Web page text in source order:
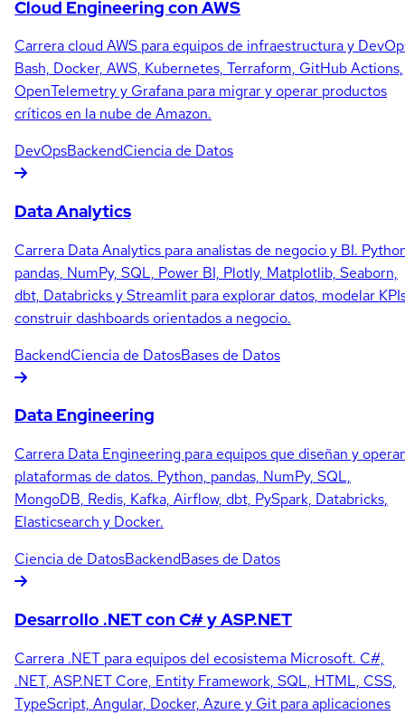
Cloud Engineering con AWS
Carrera cloud AWS para equipos de infraestructura y
Bash, Docker, AWS, Kubernetes, Terraform, GitHub Actions,
OpenTelemetry y Grafana para migrar y operar productos
críticos en la nube de Amazon.
DevOpsBackendCiencia de Datos
Data Analytics
Carrera Data Analytics para analistas de negocio y BI.
pandas, NumPy, SQL, Power BI, Plotly, Matplotlib, Seaborn,
dbt, Databricks y Streamlit para explorar datos, modelar
construir dashboards orientados a negocio.
BackendCiencia de DatosBases de Datos
Data Engineering
Carrera Data Engineering para equipos que diseñan y
plataformas de datos. Python, pandas, NumPy, SQL,
MongoDB, Redis, Kafka, Airflow, dbt, PySpark, Databricks,
Elasticsearch y Docker.
Ciencia de DatosBackendBases de Datos
Desarrollo .NET con C# y ASP.NET
Carrera .NET para equipos del ecosistema Microsoft. C#,
.NET, ASP.NET Core, Entity Framework, SQL, HTML, CSS,
TypeScript, Angular, Docker, Azure y Git para aplicaciones